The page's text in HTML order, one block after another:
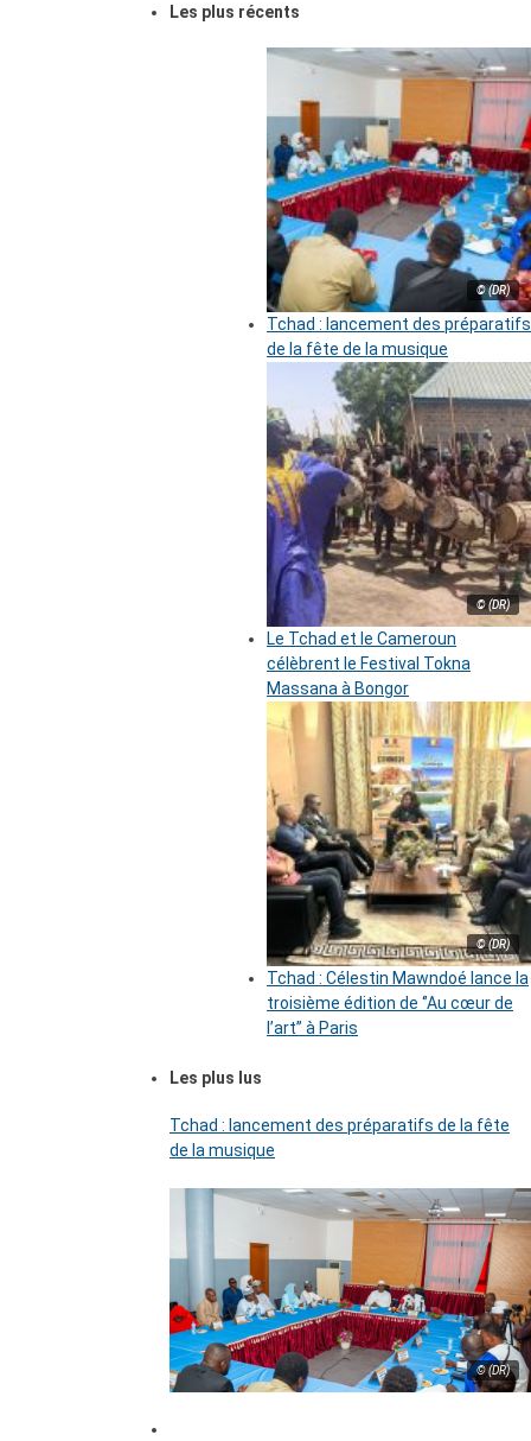
Les plus récents
© (DR)
Tchad : lancement des préparatifs
de la fête de la musique
© (DR)
Le Tchad et le Cameroun
célèbrent le Festival Tokna
Massana à Bongor
© (DR)
Tchad : Célestin Mawndoé lance la
troisième édition de ‘’Au cœur de
l’art’’ à Paris
Les plus lus
Tchad : lancement des préparatifs de la fête
de la musique
© (DR)